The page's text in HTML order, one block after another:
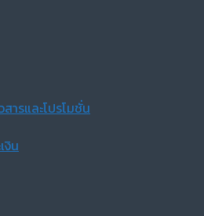
ารและโปรโมชั่น
งิน